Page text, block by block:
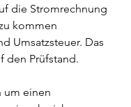
die Stromrechnung
kommen
Umsatzsteuer. Das
den Prüfstand.
um einen